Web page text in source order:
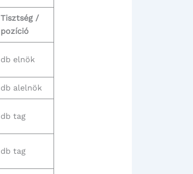
Tisztség /
pozíció
db elnök
db alelnök
db tag
db tag